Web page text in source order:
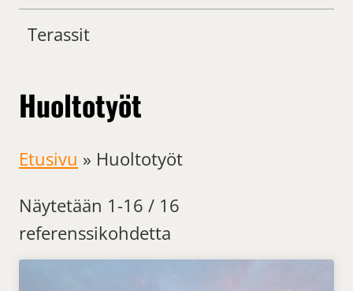
Terassit
Huoltotyöt
Etusivu » Huoltotyöt
Näytetään 1-16 / 16
referenssikohdetta